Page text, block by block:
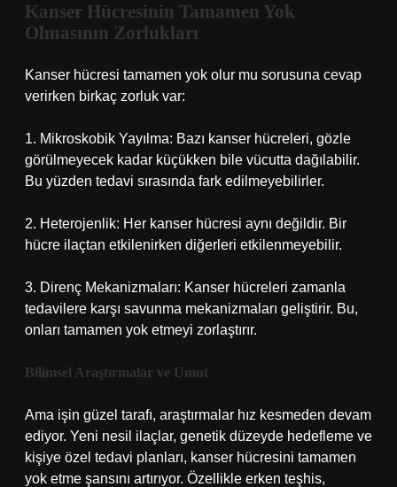
Kanser Hücresinin Tamamen Yok
Olmasının Zorlukları
Kanser hücresi tamamen yok olur mu sorusuna cevap
verirken birkaç zorluk var:
1. Mikroskobik Yayılma: Bazı kanser hücreleri, gözle
görülmeyecek kadar küçükken bile vücutta dağılabilir.
Bu yüzden tedavi sırasında fark edilmeyebilirler.
2. Heterojenlik: Her kanser hücresi aynı değildir. Bir
hücre ilaçtan etkilenirken diğerleri etkilenmeyebilir.
3. Direnç Mekanizmaları: Kanser hücreleri zamanla
tedavilere karşı savunma mekanizmaları geliştirir. Bu,
onları tamamen yok etmeyi zorlaştırır.
Bilimsel Araştırmalar ve Umut
Ama işin güzel tarafı, araştırmalar hız kesmeden devam
ediyor. Yeni nesil ilaçlar, genetik düzeyde hedefleme ve
kişiye özel tedavi planları, kanser hücresini tamamen
yok etme şansını artırıyor. Özellikle erken teşhis,